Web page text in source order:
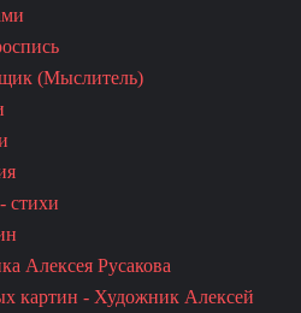
(Мыслитель)
стихи
Алексея Русакова
картин - Художник Алексей